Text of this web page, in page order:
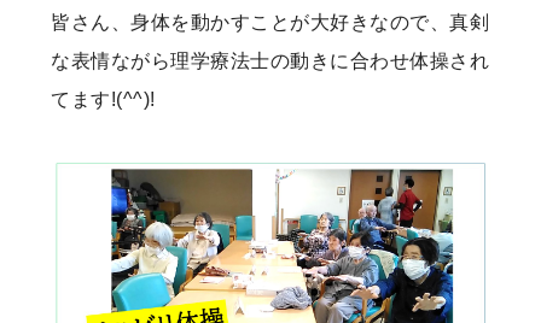
皆さん、身体を動かすことが大好きなので、真剣
な表情ながら理学療法士の動きに合わせ体操され
てます!(^^)!